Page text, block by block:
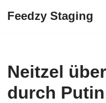
Feedzy Staging
Neitzel
durch